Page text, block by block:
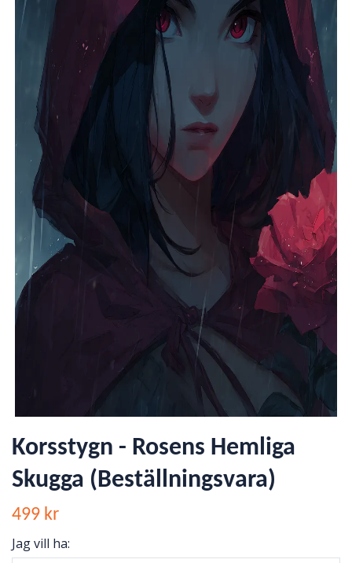
Korsstygn - Rosens Hemliga
Skugga (Beställningsvara)
499 kr
Jag vill ha: